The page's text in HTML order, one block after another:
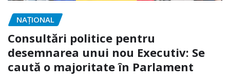
NAŢIONAL
Consultări politice pentru
desemnarea unui nou Executiv: Se
caută o majoritate în Parlament